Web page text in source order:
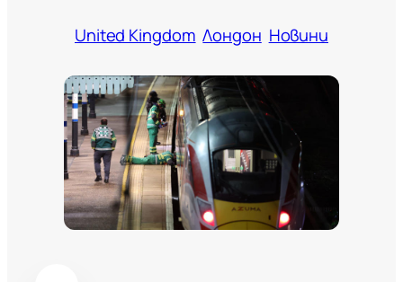
United Kingdom Лондон Новини